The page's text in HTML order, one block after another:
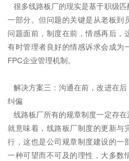
很多线路板厂的现实是基于职级
一部分。但问题的关键是从老板到
问题面前，制度在前，情感再后，
有时管理者良好的情感诉求会成为
FPC企业管理机制。
解决方案三：沟通在前，改进在
纠偏
线路板厂所有的规章制度一定存
就意味着，线路板厂制度的更新与
行，这也是公司规章制度建设的一
一种可望而不可及的理性，大多数